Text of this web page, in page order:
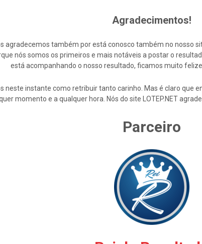
Agradecimentos!
agradecemos também por está conosco também no nosso
nós somos os primeiros e mais notáveis a postar o
está acompanhando o nosso resultado, ficamos muito
neste instante como retribuir tanto carinho. Mas é claro que
momento e a qualquer hora. Nós do site LOTEP.NET
Parceiro